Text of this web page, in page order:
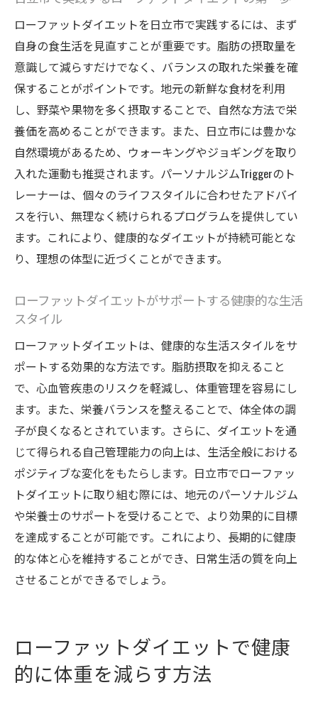
ダイエットを始める前に知っておきたい重要な
ポイントとは
ダイエットの目標設定とその方法
日立市でのダイエット開始時に注意するこ
と
個々の体質に合ったダイエットプランの見
つけ方
食事管理の基本とその実践
ダイエット中のメンタルケアの重要性
専門家のアドバイスを受けるメリット
日立市におけるパーソナルジムの選び方とその
利点
自分に合ったジムを選ぶためのポイント
パーソナルジムがもたらすダイエット成功
への道
トレーナーとの相性がもたらす影響
設備とプログラムから見るジムの選び方
コストパフォーマンスとその判断基準
ローファットダイエットを日立市で実践するには、まず
自身の食生活を見直すことが重要です。脂肪の摂取量を
意識して減らすだけでなく、バランスの取れた栄養を確
保することがポイントです。地元の新鮮な食材を利用
し、野菜や果物を多く摂取することで、自然な方法で栄
養価を高めることができます。また、日立市には豊かな
自然環境があるため、ウォーキングやジョギングを取り
入れた運動も推奨されます。パーソナルジムTriggerのト
レーナーは、個々のライフスタイルに合わせたアドバイ
スを行い、無理なく続けられるプログラムを提供してい
ます。これにより、健康的なダイエットが持続可能とな
り、理想の体型に近づくことができます。
ローファットダイエットがサポートする健康的な生活
スタイル
ローファットダイエットは、健康的な生活スタイルをサ
ポートする効果的な方法です。脂肪摂取を抑えること
で、心血管疾患のリスクを軽減し、体重管理を容易にし
ます。また、栄養バランスを整えることで、体全体の調
子が良くなるとされています。さらに、ダイエットを通
じて得られる自己管理能力の向上は、生活全般における
ポジティブな変化をもたらします。日立市でローファッ
トダイエットに取り組む際には、地元のパーソナルジム
や栄養士のサポートを受けることで、より効果的に目標
を達成することが可能です。これにより、長期的に健康
的な体と心を維持することができ、日常生活の質を向上
させることができるでしょう。
ローファットダイエットで健康
的に体重を減らす方法